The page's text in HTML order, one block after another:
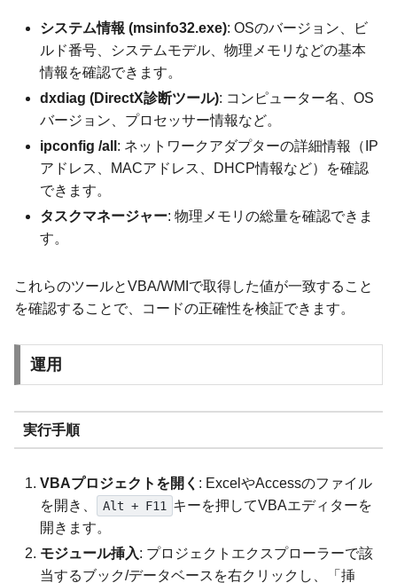
システム情報 (msinfo32.exe): OSのバージョン、ビ
ルド番号、システムモデル、物理メモリなどの基本
情報を確認できます。
dxdiag (DirectX診断ツール): コンピューター名、OS
バージョン、プロセッサー情報など。
ipconfig /all : ネットワークアダプターの詳細情報（IP
アドレス、MACアドレス、DHCP情報など）を確認
できます。
タスクマネージャー: 物理メモリの総量を確認できま
す。
これらのツールとVBA/WMIで取得した値が一致すること
を確認することで、コードの正確性を検証できます。
運用
実行手順
VBAプロジェクトを開く : ExcelやAccessのファイル
を開き、
Alt + F11
キーを押してVBAエディターを
開きます。
モジュール挿入: プロジェクトエクスプローラーで該
当するブック/データベースを右クリックし、「挿